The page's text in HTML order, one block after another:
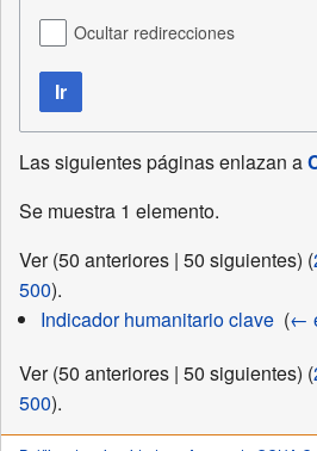
Ocultar redirecciones
Ir
Las siguientes páginas enlazan a
Se muestra 1 elemento.
Ver (50 anteriores | 50 siguientes) (
500).
Indicador humanitario clave‎ (←
Ver (50 anteriores | 50 siguientes) (
500).